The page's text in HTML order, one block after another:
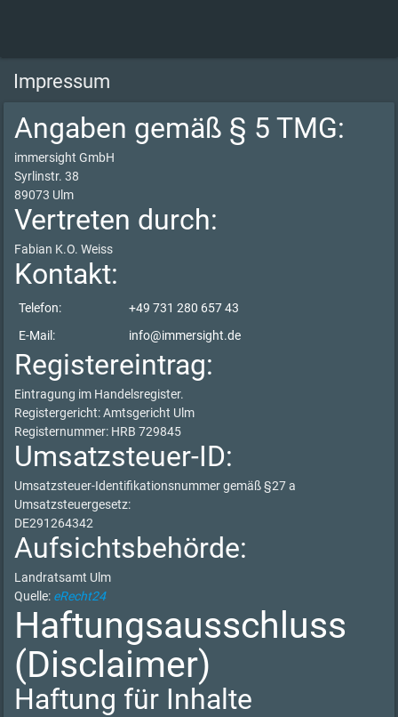
Impressum
Angaben gemäß § 5 TMG:
immersight GmbH
Syrlinstr. 38
89073 Ulm
Vertreten durch:
Fabian K.O. Weiss
Kontakt:
Telefon:
+49 731 280 657 43
E-Mail:
info@immersight.de
Registereintrag:
Eintragung im Handelsregister.
Registergericht: Amtsgericht Ulm
Registernummer: HRB 729845
Umsatzsteuer-ID:
Umsatzsteuer-Identifikationsnummer gemäß §27 a
Umsatzsteuergesetz:
DE291264342
Aufsichtsbehörde:
Landratsamt Ulm
Quelle: eRecht24
Haftungsausschluss
(Disclaimer)
Haftung für Inhalte